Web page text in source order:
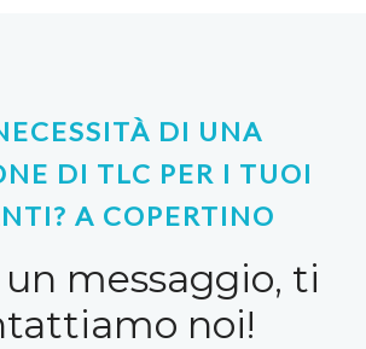
DI UNA
DI TLC PER I TUOI
A COPERTINO
messaggio, ti
noi!